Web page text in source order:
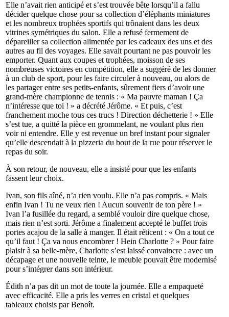
Elle n’avait rien anticipé et s’est trouvée bête lorsqu’il a fallu
décider quelque chose pour sa collection d’éléphants miniatures
et les nombreux trophées sportifs qui trônaient dans les deux
vitrines symétriques du salon. Elle a refusé fermement de
dépareiller sa collection alimentée par les cadeaux des uns et des
autres au fil des voyages. Elle savait pourtant ne pas pouvoir les
emporter. Quant aux coupes et trophées, moisson de ses
nombreuses victoires en compétition, elle a suggéré de les donner
à un club de sport, pour les faire circuler à nouveau, ou alors de
les partager entre ses petits-enfants, sûrement fiers d’avoir une
grand-mère championne de tennis : « Ma pauvre maman ! Ça
n’intéresse que toi ! » a décrété Jérôme. « Et puis, c’est
franchement moche tous ces trucs ! Direction déchetterie ! » Elle
s’est tue, a quitté la pièce en grommelant, ne voulant plus rien
voir ni entendre. Elle y est revenue un bref instant pour signaler
qu’elle descendait à la pizzeria du bout de la rue pour réserver le
repas du soir.
À son retour, de nouveau, elle a insisté pour que les enfants
fassent leur choix.
Ivan, son fils aîné, n’a rien voulu. Elle n’a pas compris. « Mais
enfin Ivan ! Tu ne veux rien ! Aucun souvenir de ton père ! »
Ivan l’a fusillée du regard, a semblé vouloir dire quelque chose,
mais rien n’est sorti. Jérôme a finalement accepté le buffet trois
portes acajou de la salle à manger. Il était réticent : « On a tout ce
qu’il faut ! Ça va nous encombrer ! Hein Charlotte ? » Pour faire
plaisir à sa belle-mère, Charlotte s’est laissé convaincre : avec un
décapage et une nouvelle teinte, le meuble pouvait être modernisé
pour s’intégrer dans son intérieur.
Édith n’a pas dit un mot de toute la journée. Elle a empaqueté
avec efficacité. Elle a pris les verres en cristal et quelques
tableaux choisis par Benoît.